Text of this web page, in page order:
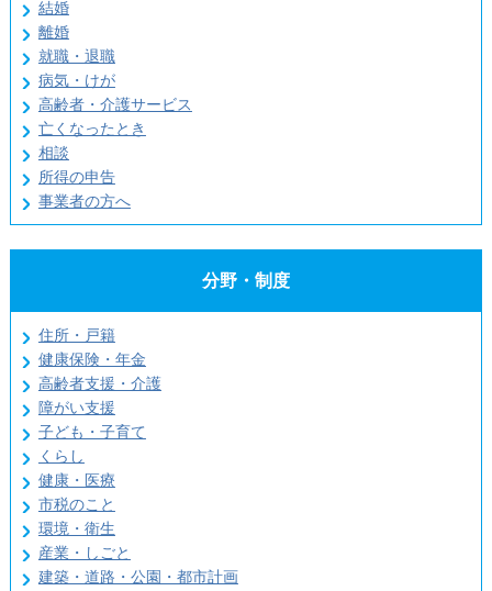
結婚
離婚
就職・退職
病気・けが
高齢者・介護サービス
亡くなったとき
相談
所得の申告
事業者の方へ
分野・制度
住所・戸籍
健康保険・年金
高齢者支援・介護
障がい支援
子ども・子育て
くらし
健康・医療
市税のこと
環境・衛生
産業・しごと
建築・道路・公園・都市計画